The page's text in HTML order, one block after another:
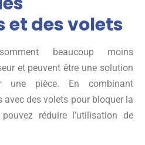
des volets
beaucoup moins
et peuvent être une solution
une pièce. En combinant
avec des volets pour bloquer la
réduire l’utilisation de